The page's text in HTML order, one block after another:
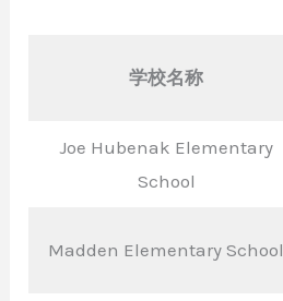
学校名称
Joe Hubenak Elementary
School
Madden Elementary School